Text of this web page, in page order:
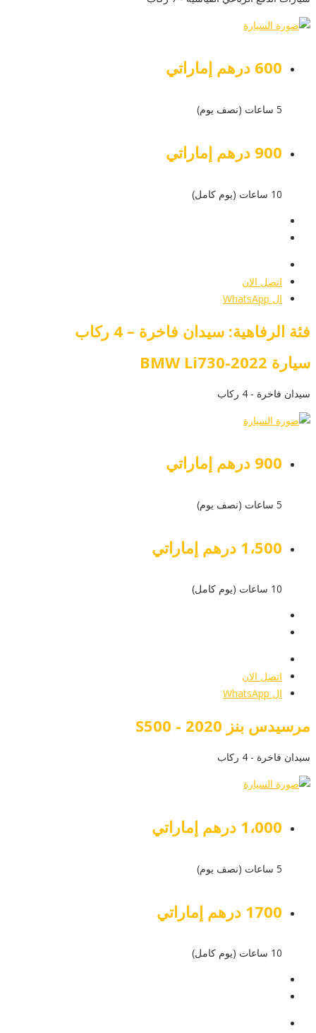
600 درهم إماراتي
5 ساعات (نصف يوم)
900 درهم إماراتي
10 ساعات (يوم كامل)
اتصل الان
ال WhatsApp
فئة الرفاهية: سيدان فاخرة – 4 ركاب
سيارة BMW Li730-2022
سيدان فاخرة - 4 ركاب
900 درهم إماراتي
5 ساعات (نصف يوم)
1،500 درهم إماراتي
10 ساعات (يوم كامل)
اتصل الان
ال WhatsApp
مرسيدس بنز S500 - 2020
سيدان فاخرة - 4 ركاب
1،000 درهم إماراتي
5 ساعات (نصف يوم)
1700 درهم إماراتي
10 ساعات (يوم كامل)